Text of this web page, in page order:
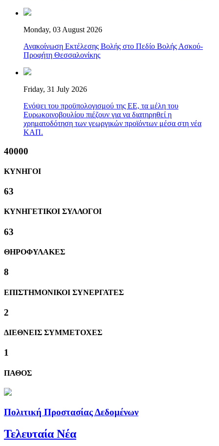
Monday, 03 August 2026
Ανακοίνωση Εκτέλεσης Βολής στο Πεδίο Βολής Ασκού-
Προφήτη Θεσσαλονίκης
Friday, 31 July 2026
Ενόψει του προϋπολογισμού της ΕΕ, τα μέλη του
Ευρωκοινοβουλίου πιέζουν για να διατηρηθεί η
χρηματοδότηση των γεωργικών προϊόντων μέσα στη νέα
ΚΑΠ.
40000
ΚΥΝΗΓΟΙ
63
ΚΥΝΗΓΕΤΙΚΟΙ ΣΥΛΛΟΓΟΙ
63
ΘΗΡΟΦΥΛΑΚΕΣ
8
ΕΠΙΣΤΗΜΟΝΙΚΟΙ ΣΥΝΕΡΓΑΤΕΣ
2
ΔΙΕΘΝΕΙΣ ΣΥΜΜΕΤΟΧΕΣ
1
ΠΑΘΟΣ
Πολιτική Προστασίας Δεδομένων
Τελευταία Νέα